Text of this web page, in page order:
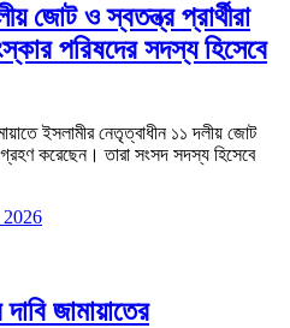
জোট ও স্বতন্ত্র প্রার্থীরা
পরিষদের সদস্য হিসেবে
ইসলামীর নেতৃত্বাধীন ১১ দলীয় জোট
গ্রহণ করেছেন। তারা সংসদ সদস্য হিসেবে
জামায়াতের